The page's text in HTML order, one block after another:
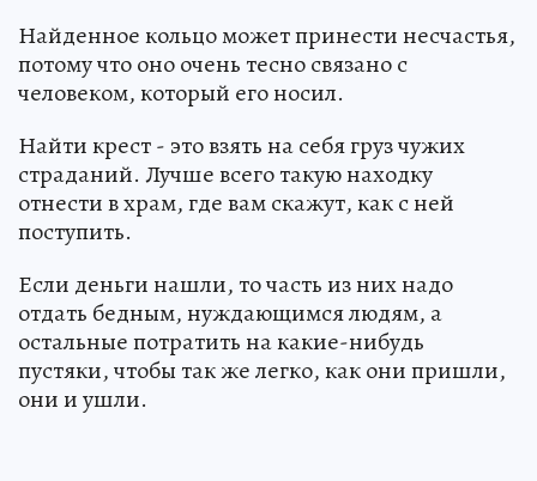
Найденное кольцо может принести несчастья,
потому что оно очень тесно связано с
человеком, который его носил.
Найти крест - это взять на себя груз чужих
страданий. Лучше всего такую находку
отнести в храм, где вам скажут, как с ней
поступить.
Если деньги нашли, то часть из них надо
отдать бедным, нуждающимся людям, а
остальные потратить на какие-нибудь
пустяки, чтобы так же легко, как они пришли,
они и ушли.